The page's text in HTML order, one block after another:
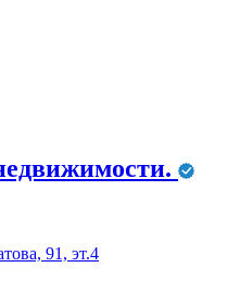
91, эт.4